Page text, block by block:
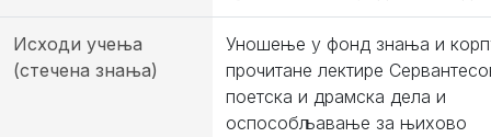
Исходи учења
(стечена знања)
Уношење у фонд знања и
прочитане лектире
поетска и драмска дела и
оспособљавање за њихово